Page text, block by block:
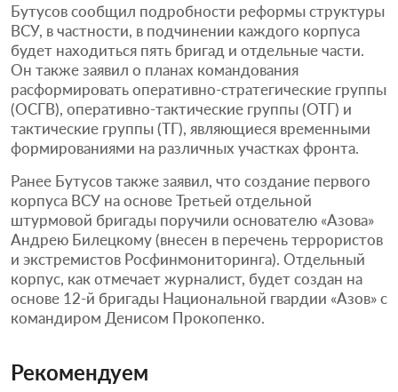
Бутусов сообщил подробности реформы структуры
ВСУ, в частности, в подчинении каждого корпуса
будет находиться пять бригад и отдельные части.
Он также заявил о планах командования
расформировать оперативно-стратегические группы
(ОСГВ), оперативно-тактические группы (ОТГ) и
тактические группы (ТГ), являющиеся временными
формированиями на различных участках фронта.
Ранее Бутусов также заявил, что создание первого
корпуса ВСУ на основе Третьей отдельной
штурмовой бригады поручили основателю «Азова»
Андрею Билецкому (внесен в перечень террористов
и экстремистов Росфинмониторинга). Отдельный
корпус, как отмечает журналист, будет создан на
основе 12-й бригады Национальной гвардии «Азов» с
командиром Денисом Прокопенко.
Рекомендуем